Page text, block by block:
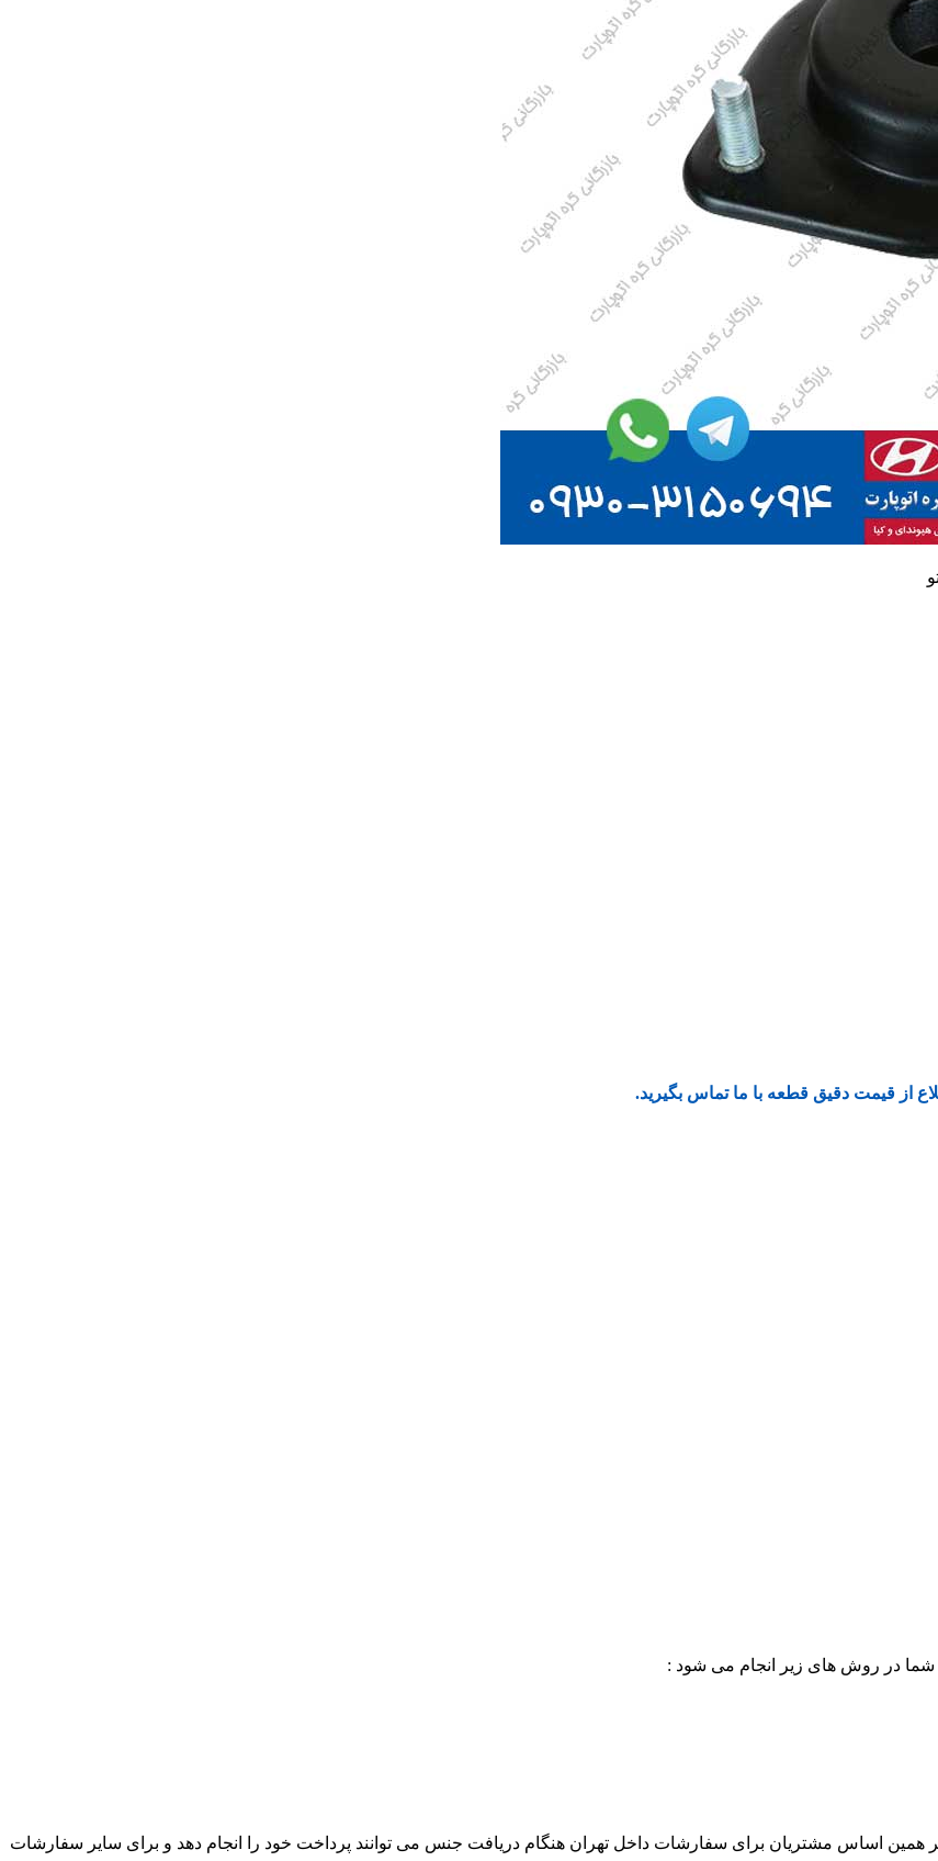
از قیمت دقیق قطعه با ما تماس بگیرید.
شما در روش های زیر انجام می شود :
همین اساس مشتریان برای سفارشات داخل تهران هنگام دریافت جنس می توانند پرداخت خود را انجام دهد و برای سایر سفارشات